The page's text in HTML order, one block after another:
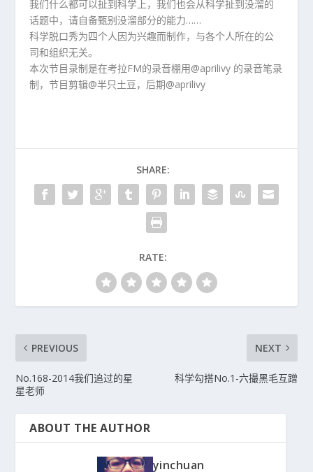
我们什么都可以扯到科学上，我们也会从科学扯到没溜的
话题中，请自备甄别没溜部分的能力……
科学脱口秀为四个人因为兴趣而制作，与各个人所在的公
司和组织无关。
本次节目录制是在考拉FM的录音棚用@aprilivy 的录音笔录
制，节目剪辑@半只土豆，后期@aprilivy
SHARE:
RATE:
PREVIOUS
No.168-2014我们追过的星
星老师
NEXT
科学勾搭No.1-六撮黑毛互蹭
ABOUT THE AUTHOR
yinchuan